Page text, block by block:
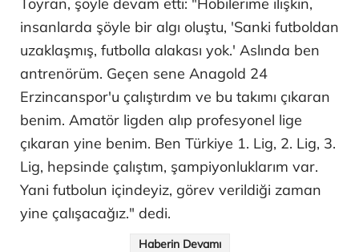
insanlarda şöyle bir algı oluştu, 'Sanki futboldan
uzaklaşmış, futbolla alakası yok.' Aslında ben
antrenörüm. Geçen sene Anagold 24
Erzincanspor'u çalıştırdım ve bu takımı çıkaran
benim. Amatör ligden alıp profesyonel lige
çıkaran yine benim. Ben Türkiye 1. Lig, 2. Lig, 3.
Lig, hepsinde çalıştım, şampiyonluklarım var.
Yani futbolun içindeyiz, görev verildiği zaman
yine çalışacağız." dedi.
Haberin Devamı